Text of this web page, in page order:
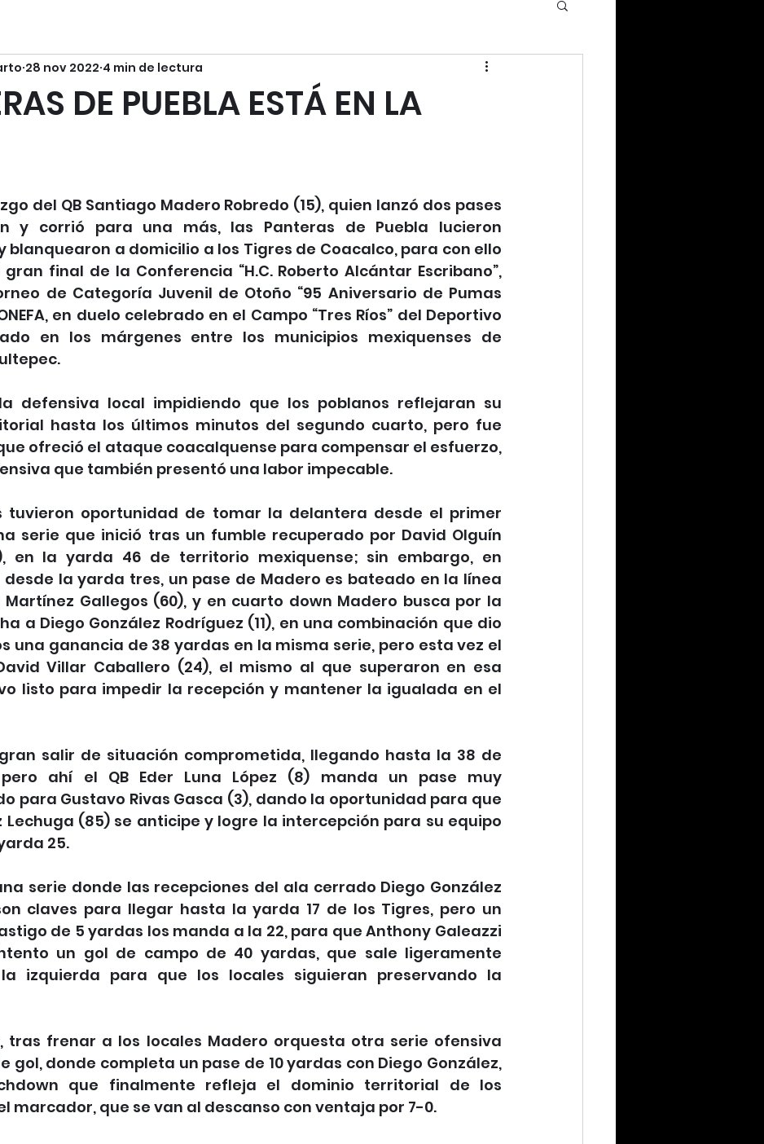
DE PUEBLA ESTÁ EN LA
28 nov 2022 4 min de lectura
del QB Santiago Madero Robredo (15), quien lanzó dos pases
y corrió para una más, las Panteras de Puebla lucieron
blanquearon a domicilio a los Tigres de Coacalco, para con ello
final de la Conferencia “H.C. Roberto Alcántar Escribano”,
de Categoría Juvenil de Otoño “95 Aniversario de Pumas
en duelo celebrado en el Campo “Tres Ríos” del Deportivo
en los márgenes entre los municipios mexiquenses de
defensiva local impidiendo que los poblanos reflejaran su
hasta los últimos minutos del segundo cuarto, pero fue
ofreció el ataque coacalquense para compensar el esfuerzo,
que también presentó una labor impecable.
tuvieron oportunidad de tomar la delantera desde el primer
serie que inició tras un fumble recuperado por David Olguín
en la yarda 46 de territorio mexiquense; sin embargo, en
la yarda tres, un pase de Madero es bateado en la línea
Gallegos (60), y en cuarto down Madero busca por la
a Diego González Rodríguez (11), en una combinación que dio
una ganancia de 38 yardas en la misma serie, pero esta vez el
Villar Caballero (24), el mismo al que superaron en esa
listo para impedir la recepción y mantener la igualada en el
salir de situación comprometida, llegando hasta la 38 de
ahí el QB Eder Luna López (8) manda un pase muy
para Gustavo Rivas Gasca (3), dando la oportunidad para que
Lechuga (85) se anticipe y logre la intercepción para su equipo
25.
serie donde las recepciones del ala cerrado Diego González
claves para llegar hasta la yarda 17 de los Tigres, pero un
de 5 yardas los manda a la 22, para que Anthony Galeazzi
un gol de campo de 40 yardas, que sale ligeramente
izquierda para que los locales siguieran preservando la
tras frenar a los locales Madero orquesta otra serie ofensiva
gol, donde completa un pase de 10 yardas con Diego González,
que finalmente refleja el dominio territorial de los
marcador, que se van al descanso con ventaja por 7-0.